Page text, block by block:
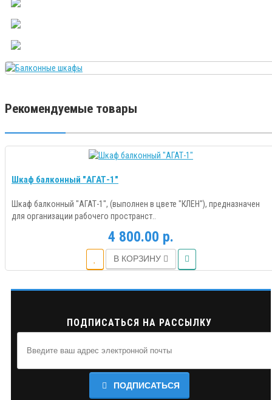
Рекомендуемые товары
Шкаф балконный "АГАТ-1"
Шкаф балконный "АГАТ-1", (выполнен в цвете "КЛЕН"), предназначен
для организации рабочего пространст..
4 800.00 р.
В КОРЗИНУ
ПОДПИСАТЬСЯ НА РАССЫЛКУ
ПОДПИСАТЬСЯ